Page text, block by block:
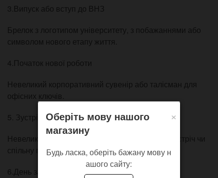
3.Випуск або вступ до ВНЗ
Брелок з логотипом університету, з побажаннями або
символом нового етапу життя.
4.Початок нової роботи
Невеликий корпоративний сувенір або талісман для
офісних ключів.
5. Зустріч із другом чи подругою
Невеликий дружній подарунок як спогад про зустріч чи
спільну подію.
6.День закоханих, річниця
×
Оберіть мову нашого
магазину
Будь ласка, оберіть бажану мову н
ашого сайту: